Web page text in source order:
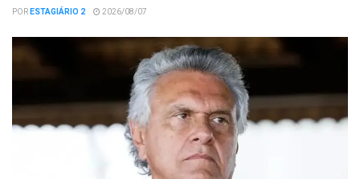
PORESTAGIÁRIO 2 2026/08/07